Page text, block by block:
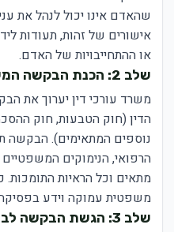
שהאדם אינו יכול לנהל את
אישורים של זהות, תעודות
או ההתחייבויות של האדם.
שלב 2: הכנת הבקשה המשפטית
משרד עורכי דין יערוך את
הדין (חוק הטבעות, חוק
נוספים המתאימים). הבקשה
הרפואי, הנימוקים
מתאים וכל הראיות התומכות.
משפטית עמוקה וידע
שלב 3: הגשת הבקשה לבית המשפט